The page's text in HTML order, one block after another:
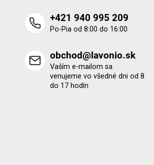
+421 940 995 209
Po-Pia od 8:00 do 16:00
obchod@lavonio.sk
Vaším e-mailom sa
venujeme vo všedné dni od 8
do 17 hodín